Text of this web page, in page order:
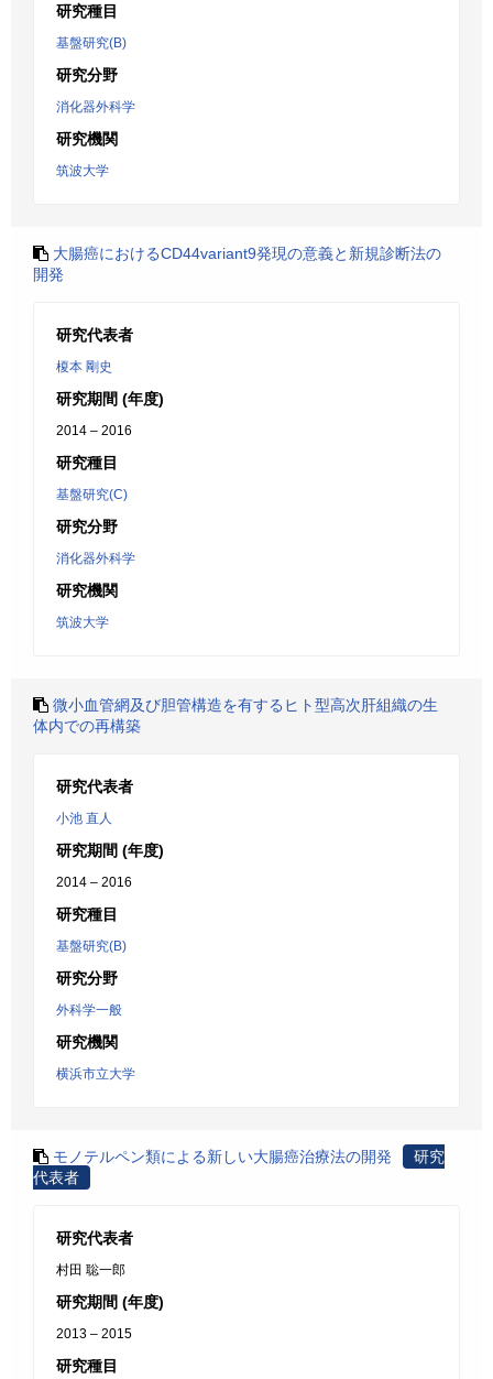
研究種目
基盤研究(B)
研究分野
消化器外科学
研究機関
筑波大学
大腸癌におけるCD44variant9発現の意義と新規診断法の
開発
研究代表者
榎本 剛史
研究期間 (年度)
2014 – 2016
研究種目
基盤研究(C)
研究分野
消化器外科学
研究機関
筑波大学
微小血管網及び胆管構造を有するヒト型高次肝組織の生
体内での再構築
研究代表者
小池 直人
研究期間 (年度)
2014 – 2016
研究種目
基盤研究(B)
研究分野
外科学一般
研究機関
横浜市立大学
モノテルペン類による新しい大腸癌治療法の開発
研究
代表者
研究代表者
村田 聡一郎
研究期間 (年度)
2013 – 2015
研究種目